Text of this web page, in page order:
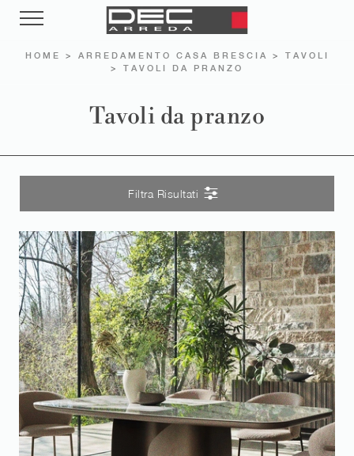
HOME > ARREDAMENTO CASA BRESCIA > TAVOLI
> TAVOLI DA PRANZO
Tavoli da pranzo
Filtra Risultati